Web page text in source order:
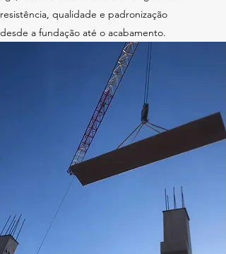
resistência, qualidade e padronização
desde a fundação até o acabamento.